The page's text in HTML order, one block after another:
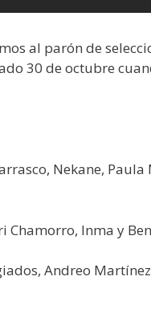
al parón de
30 de octubre
Nekane,
Chamorro, Inma y
Andreo